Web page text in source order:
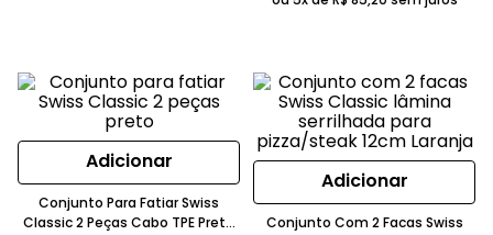
Adicionar
Conjunto Para Fatiar Swiss
Classic 2 Peças Cabo TPE Preto
Adicionar
Conjunto Com 2 Facas Swiss